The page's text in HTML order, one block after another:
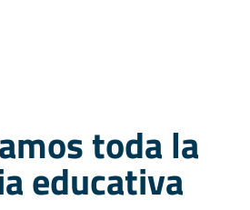
toda la
educativa